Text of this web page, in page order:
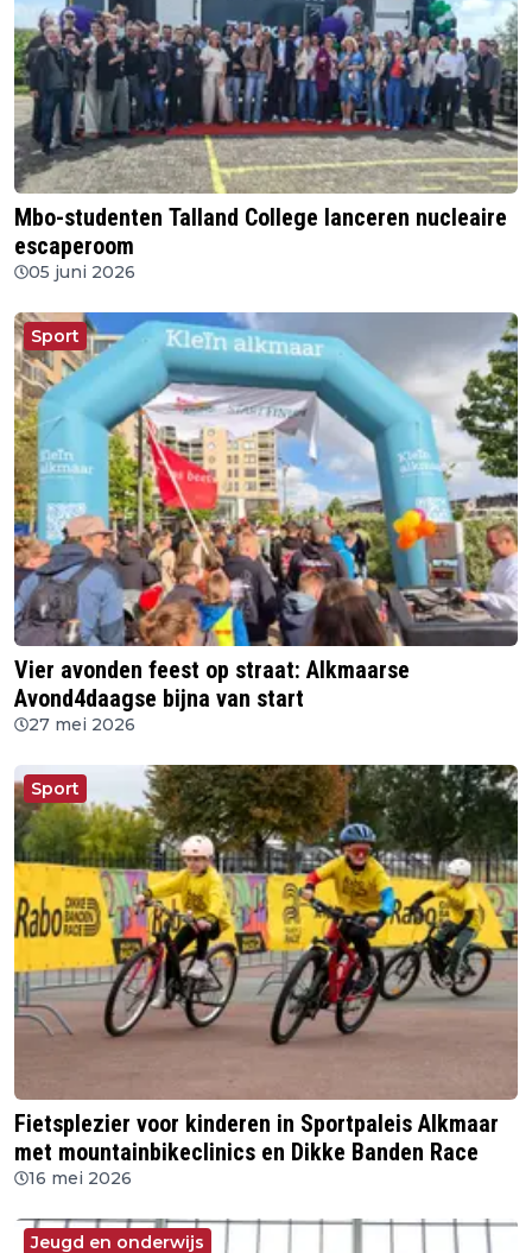
Mbo-studenten Talland College lanceren nucleaire
escaperoom
05 juni 2026
Sport
Vier avonden feest op straat: Alkmaarse
Avond4daagse bijna van start
27 mei 2026
Sport
Fietsplezier voor kinderen in Sportpaleis Alkmaar
met mountainbikeclinics en Dikke Banden Race
16 mei 2026
Jeugd en onderwijs